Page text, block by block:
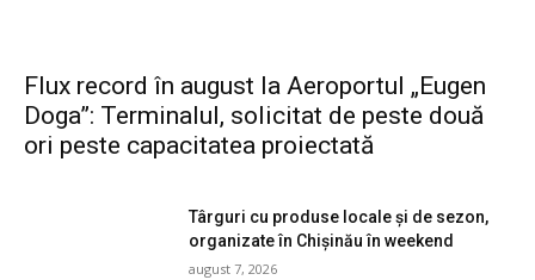
Flux record în august la Aeroportul „Eugen
Doga”: Terminalul, solicitat de peste două
ori peste capacitatea proiectată
Târguri cu produse locale și de sezon,
organizate în Chișinău în weekend
august 7, 2026